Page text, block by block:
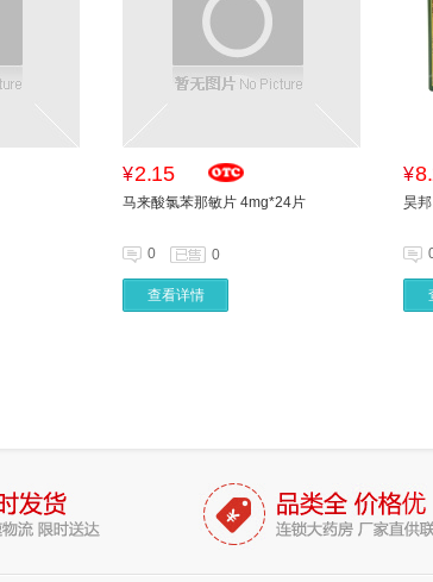
¥2.15
马来酸氯苯那敏片 4mg*24片
0 0
查看详情
¥
昊